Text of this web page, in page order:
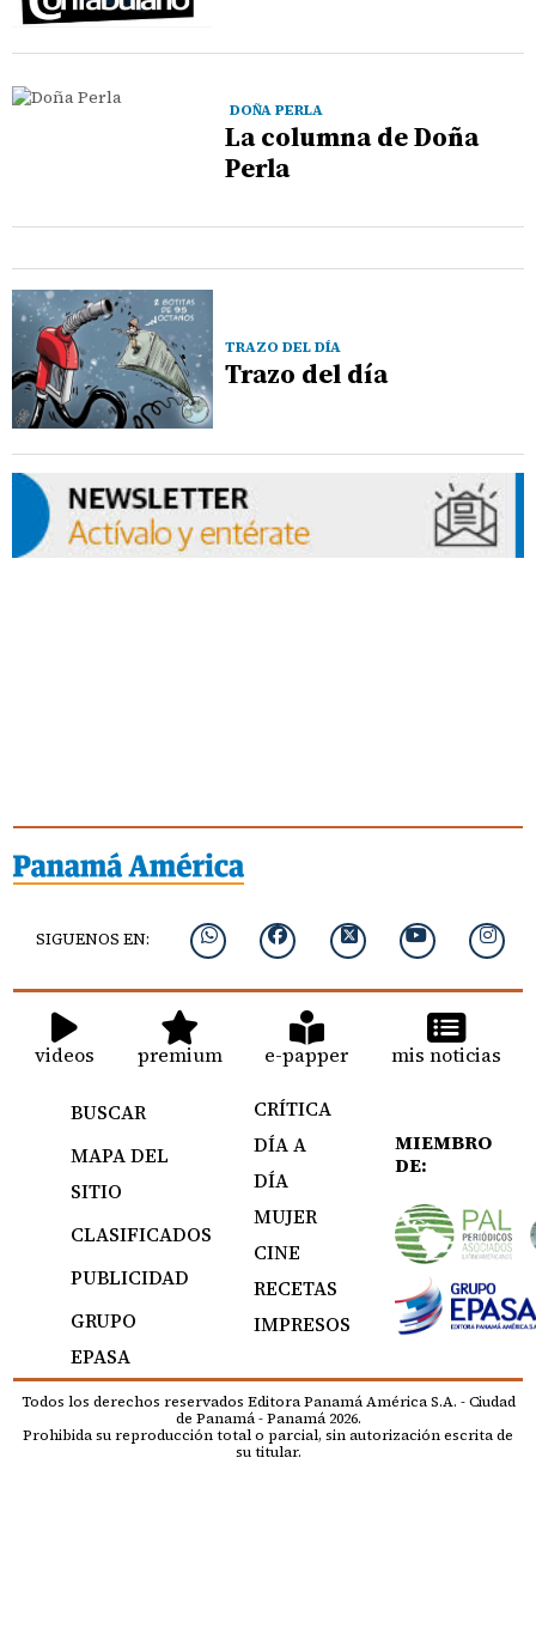
DOÑA PERLA
La columna de Doña
Perla
TRAZO DEL DÍA
Trazo del día
SIGUENOS EN:
videos premium e-papper mis noticias
BUSCAR
MAPA DEL
SITIO
CLASIFICADOS
PUBLICIDAD
GRUPO
EPASA
CRÍTICA
DÍA A
DÍA
MUJER
CINE
RECETAS
IMPRESOS
MIEMBRO
DE:
Todos los derechos reservados Editora Panamá América S.A. - Ciudad
de Panamá - Panamá 2026.
Prohibida su reproducción total o parcial, sin autorización escrita de
su titular.